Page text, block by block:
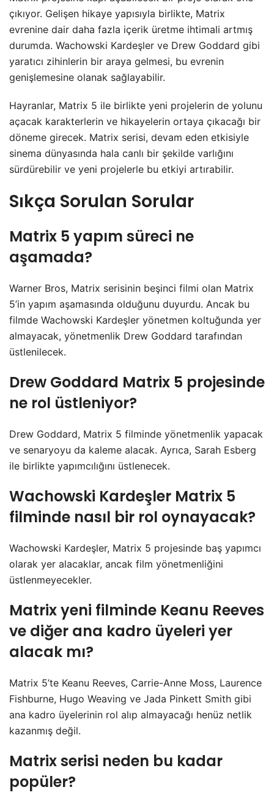
çıkıyor. Gelişen hikaye yapısıyla birlikte, Matrix
evrenine dair daha fazla içerik üretme ihtimali artmış
durumda. Wachowski Kardeşler ve Drew Goddard gibi
yaratıcı zihinlerin bir araya gelmesi, bu evrenin
genişlemesine olanak sağlayabilir.
Hayranlar, Matrix 5 ile birlikte yeni projelerin de yolunu
açacak karakterlerin ve hikayelerin ortaya çıkacağı bir
döneme girecek. Matrix serisi, devam eden etkisiyle
sinema dünyasında hala canlı bir şekilde varlığını
sürdürebilir ve yeni projelerle bu etkiyi artırabilir.
Sıkça Sorulan Sorular
Matrix 5 yapım süreci ne
aşamada?
Warner Bros, Matrix serisinin beşinci filmi olan Matrix
5’in yapım aşamasında olduğunu duyurdu. Ancak bu
filmde Wachowski Kardeşler yönetmen koltuğunda yer
almayacak, yönetmenlik Drew Goddard tarafından
üstlenilecek.
Drew Goddard Matrix 5 projesinde
ne rol üstleniyor?
Drew Goddard, Matrix 5 filminde yönetmenlik yapacak
ve senaryoyu da kaleme alacak. Ayrıca, Sarah Esberg
ile birlikte yapımcılığını üstlenecek.
Wachowski Kardeşler Matrix 5
filminde nasıl bir rol oynayacak?
Wachowski Kardeşler, Matrix 5 projesinde baş yapımcı
olarak yer alacaklar, ancak film yönetmenliğini
üstlenmeyecekler.
Matrix yeni filminde Keanu Reeves
ve diğer ana kadro üyeleri yer
alacak mı?
Matrix 5’te Keanu Reeves, Carrie-Anne Moss, Laurence
Fishburne, Hugo Weaving ve Jada Pinkett Smith gibi
ana kadro üyelerinin rol alıp almayacağı henüz netlik
kazanmış değil.
Matrix serisi neden bu kadar
popüler?